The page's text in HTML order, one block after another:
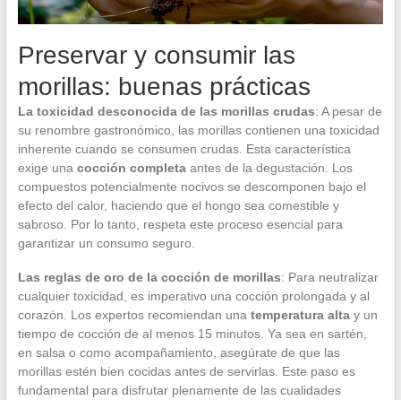
Preservar y consumir las
morillas: buenas prácticas
La toxicidad desconocida de las morillas crudas: A pesar de
su renombre gastronómico, las morillas contienen una toxicidad
inherente cuando se consumen crudas. Esta característica
exige una cocción completaantes de la degustación. Los
compuestos potencialmente nocivos se descomponen bajo el
efecto del calor, haciendo que el hongo sea comestible y
sabroso. Por lo tanto, respeta este proceso esencial para
garantizar un consumo seguro.
Las reglas de oro de la cocción de morillas: Para neutralizar
cualquier toxicidad, es imperativo una cocción prolongada y al
corazón. Los expertos recomiendan una temperatura altay un
tiempo de cocción de al menos 15 minutos. Ya sea en sartén,
en salsa o como acompañamiento, asegúrate de que las
morillas estén bien cocidas antes de servirlas. Este paso es
fundamental para disfrutar plenamente de las cualidades